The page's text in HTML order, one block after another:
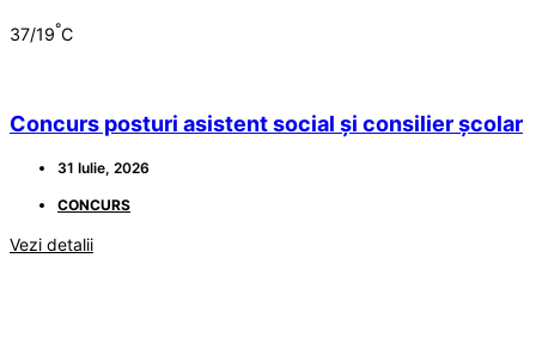
37/19°C
Concurs posturi asistent social și consilier școlar
31 Iulie, 2026
CONCURS
Vezi detalii